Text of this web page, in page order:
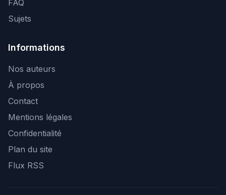
FAQ
Sujets
Informations
Nos auteurs
À propos
Contact
Mentions légales
Confidentialité
Plan du site
Flux RSS